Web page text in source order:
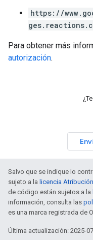
https://
Para obtener más
autorización.
Salvo que se indique lo
sujeto a la licencia
de código están sujetos a la
información, consulta las
es una marca registrada de
Última actualización: 2025-